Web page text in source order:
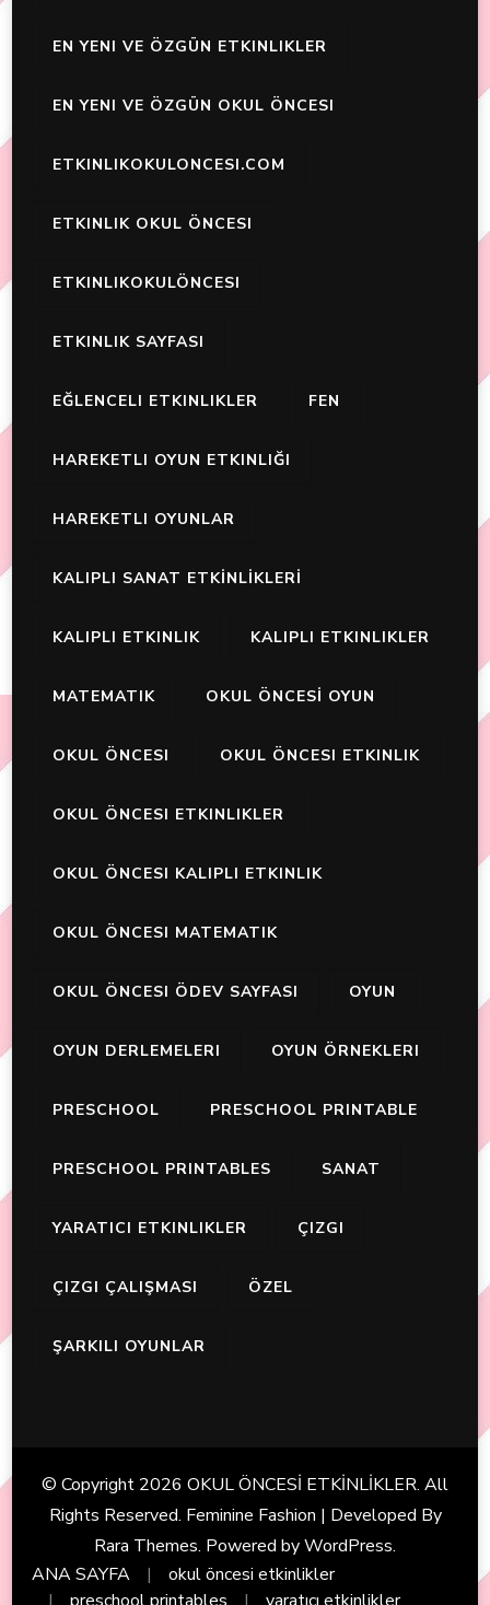
EN YENI VE ÖZGÜN ETKINLIKLER
EN YENI VE ÖZGÜN OKUL ÖNCESI
ETKINLIKOKULONCESI.COM
ETKINLIK OKUL ÖNCESI
ETKINLIKOKULÖNCESI
ETKINLIK SAYFASI
EĞLENCELI ETKINLIKLER FEN
HAREKETLI OYUN ETKINLIĞI
HAREKETLI OYUNLAR
KALIPLI SANAT ETKİNLİKLERİ
KALIPLI ETKINLIK KALIPLI ETKINLIKLER
MATEMATIK OKUL ÖNCESİ OYUN
OKUL ÖNCESI OKUL ÖNCESI ETKINLIK
OKUL ÖNCESI ETKINLIKLER
OKUL ÖNCESI KALIPLI ETKINLIK
OKUL ÖNCESI MATEMATIK
OKUL ÖNCESI ÖDEV SAYFASI OYUN
OYUN DERLEMELERI OYUN ÖRNEKLERI
PRESCHOOL PRESCHOOL PRINTABLE
PRESCHOOL PRINTABLES SANAT
YARATICI ETKINLIKLER ÇIZGI
ÇIZGI ÇALIŞMASI ÖZEL
ŞARKILI OYUNLAR
© Copyright 2026 OKUL ÖNCESİ ETKİNLİKLER. All
Rights Reserved. Feminine Fashion | Developed By
Rara Themes. Powered byWordPress.
ANA SAYFA
okul öncesi etkinlikler